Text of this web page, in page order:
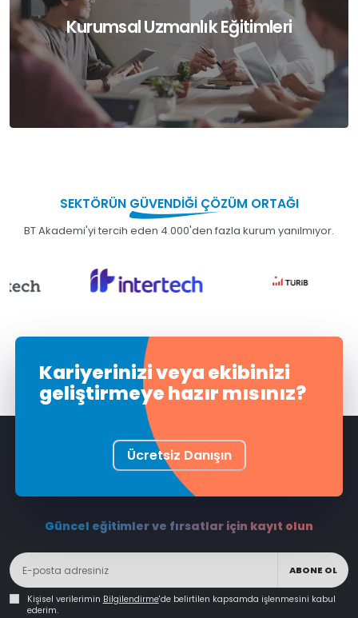
Sıfırdan uzmanlığa, sertifikalı programlar.
Kurumsal Uzmanlık Eğitimleri
Ekibinize özel, ölçülebilir gelişim çözümleri.
SEKTÖRÜN GÜVENDİĞİÇÖZÜM ORTAĞI
BT Akademi'yi tercih eden 4.000'den fazla kurum yanılmıyor.
Kariyerinizi veya ekibinizi
geliştirmeye hazır mısınız?
Ücretsiz Danışın
Güncel eğitimler ve fırsatlar için kayıt olun
ABONE OL
Kişisel verilerimin Bilgilendirme'de belirtilen kapsamda işlenmesini kabul
ederim.